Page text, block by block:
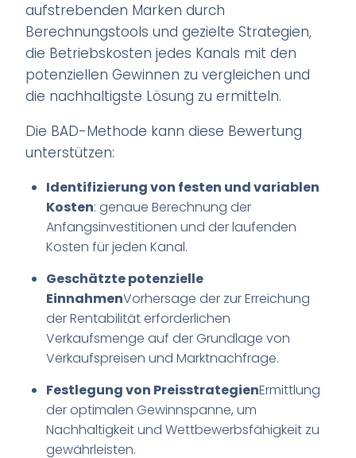
aufstrebenden Marken durch
Berechnungstools und gezielte Strategien,
die Betriebskosten jedes Kanals mit den
potenziellen Gewinnen zu vergleichen und
die nachhaltigste Lösung zu ermitteln.
Die BAD-Methode kann diese Bewertung
unterstützen:
Identifizierung von festen und variablen
Kosten: genaue Berechnung der
Anfangsinvestitionen und der laufenden
Kosten für jeden Kanal.
Geschätzte potenzielle
EinnahmenVorhersage der zur Erreichung
der Rentabilität erforderlichen
Verkaufsmenge auf der Grundlage von
Verkaufspreisen und Marktnachfrage.
Festlegung von PreisstrategienErmittlung
der optimalen Gewinnspanne, um
Nachhaltigkeit und Wettbewerbsfähigkeit zu
gewährleisten.